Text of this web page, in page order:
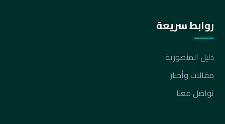
روابط سريعة
دليل المنصورية
مقالات وأخبار
تواصل معنا